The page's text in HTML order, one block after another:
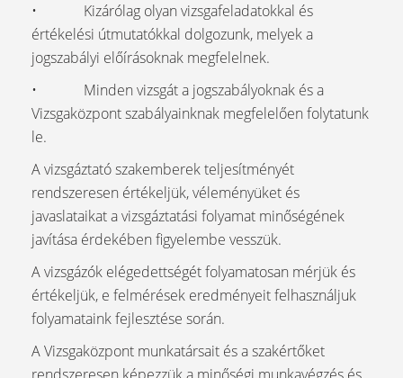
• Kizárólag olyan vizsgafeladatokkal és
értékelési útmutatókkal dolgozunk, melyek a
jogszabályi előírásoknak megfelelnek.
• Minden vizsgát a jogszabályoknak és a
Vizsgaközpont szabályainknak megfelelően folytatunk
le.
A vizsgáztató szakemberek teljesítményét
rendszeresen értékeljük, véleményüket és
javaslataikat a vizsgáztatási folyamat minőségének
javítása érdekében figyelembe vesszük.
A vizsgázók elégedettségét folyamatosan mérjük és
értékeljük, e felmérések eredményeit felhasználjuk
folyamataink fejlesztése során.
A Vizsgaközpont munkatársait és a szakértőket